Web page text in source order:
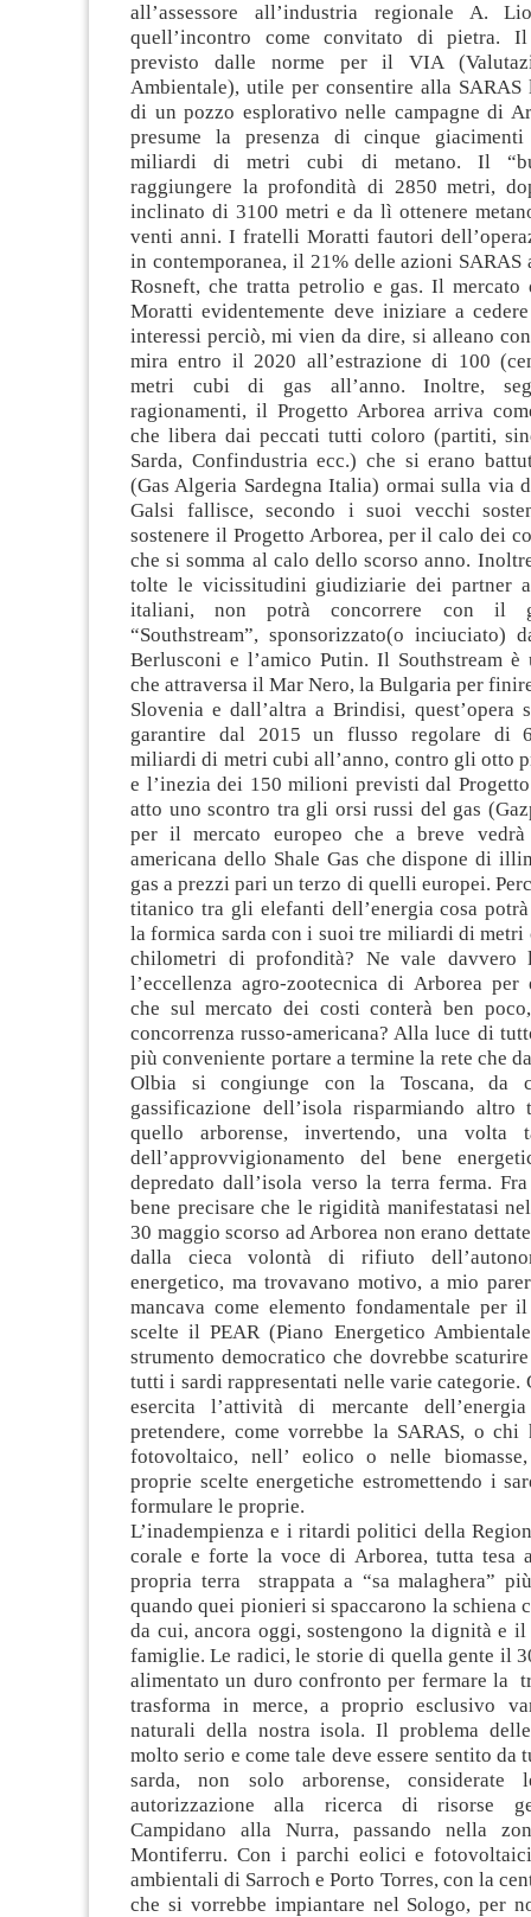
all’assessore all’industria regionale A.
quell’incontro come convitato di pietra.
previsto dalle norme per il VIA
Ambientale), utile per consentire alla SARAS
di un pozzo esplorativo nelle campagne di
presume la presenza di cinque
miliardi di metri cubi di metano. Il
raggiungere la profondità di 2850 metri,
inclinato di 3100 metri e da lì ottenere
venti anni. I fratelli Moratti fautori
in contemporanea, il 21% delle azioni SARAS
Rosneft, che tratta petrolio e gas. Il
Moratti evidentemente deve iniziare a
interessi perciò, mi vien da dire, si alleano
mira entro il 2020 all’estrazione di 100
metri cubi di gas all’anno. Inoltre,
ragionamenti, il Progetto Arborea arriva
che libera dai peccati tutti coloro (partiti,
Sarda, Confindustria ecc.) che si erano
(Gas Algeria Sardegna Italia) ormai sulla via
Galsi fallisce, secondo i suoi vecchi
sostenere il Progetto Arborea, per il calo dei
che si somma al calo dello scorso anno.
tolte le vicissitudini giudiziarie dei partner
italiani, non potrà concorrere con il
“Southstream”, sponsorizzato(o inciuciato)
Berlusconi e l’amico Putin. Il Southstream è
che attraversa il Mar Nero, la Bulgaria per
Slovenia e dall’altra a Brindisi, quest’opera
garantire dal 2015 un flusso regolare di
miliardi di metri cubi all’anno, contro gli otto
e l’inezia dei 150 milioni previsti dal Progetto
atto uno scontro tra gli orsi russi del gas
per il mercato europeo che a breve vedrà
americana dello Shale Gas che dispone di
gas a prezzi pari un terzo di quelli europei.
titanico tra gli elefanti dell’energia cosa
la formica sarda con i suoi tre miliardi di metri
chilometri di profondità? Ne vale davvero
l’eccellenza agro-zootecnica di Arborea per
che sul mercato dei costi conterà ben
concorrenza russo-americana? Alla luce di
più conveniente portare a termine la rete che
Olbia si congiunge con la Toscana, da
gassificazione dell’isola risparmiando altro
quello arborense, invertendo, una volta
dell’approvvigionamento del bene
depredato dall’isola verso la terra ferma.
bene precisare che le rigidità manifestatasi
30 maggio scorso ad Arborea non erano
dalla cieca volontà di rifiuto
energetico, ma trovavano motivo, a mio
mancava come elemento fondamentale per
scelte il PEAR (Piano Energetico
strumento democratico che dovrebbe
tutti i sardi rappresentati nelle varie categorie.
esercita l’attività di mercante
pretendere, come vorrebbe la SARAS, o chi
fotovoltaico, nell’ eolico o nelle
proprie scelte energetiche estromettendo i
formulare le proprie.
L’inadempienza e i ritardi politici della
corale e forte la voce di Arborea, tutta tesa
propria terra strappata a “sa malaghera”
quando quei pionieri si spaccarono la schiena
da cui, ancora oggi, sostengono la dignità e
famiglie. Le radici, le storie di quella gente il
alimentato un duro confronto per fermare la
trasforma in merce, a proprio esclusivo
naturali della nostra isola. Il problema
molto serio e come tale deve essere sentito da
sarda, non solo arborense,
autorizzazione alla ricerca di risorse
Campidano alla Nurra, passando nella
Montiferru. Con i parchi eolici e
ambientali di Sarroch e Porto Torres, con la
che si vorrebbe impiantare nel Sologo, per